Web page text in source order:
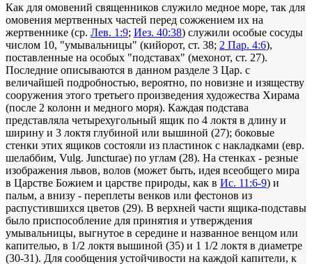
Как для омовений священников служило медное море, так для
омовения мертвенных частей перед сожжением их на
жертвеннике (ср. Лев. 1:9; Иез. 40:38) служили особые сосуды
числом 10, "умывальницы" (кийорот, ст. 38; 2 Пар. 4:6),
поставленные на особых "подставах" (мехонот, ст. 27).
Последние описываются в данном разделе 3 Цар. с
величайшей подробностью, вероятно, по новизне и изяществу
сооружения этого третьего произведения художества Хирама
(после 2 колонн и медного моря). Каждая подстава
представляла четырехугольный ящик по 4 локтя в длину и
ширину и 3 локтя глубиной или вышиной (27); боковые
стенки этих ящиков состояли из пластинок с накладками (евр.
шелаббим, Vulg. Juncturae) по углам (28). На стенках - резные
изображения львов, волов (может быть, идея всеобщего мира
в Царстве Божием и царстве природы, как в Ис. 11:6-9) и
пальм, а внизу - переплеты венков или фестонов из
распустившихся цветов (29). В верхней части ящика-подставы
было приспособление для принятия и утверждения
умывальницы, выгнутое в середине и названное венцом или
капителью, в 1/2 локтя вышиной (35) и 1 1/2 локтя в диаметре
(30-31). Для сообщения устойчивости на каждой капители, к